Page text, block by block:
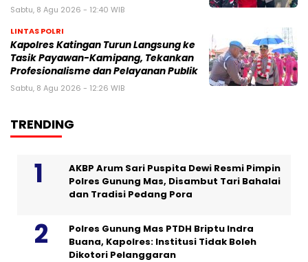
Sabtu, 8 Agu 2026 - 12:40 WIB
LINTAS POLRI
Kapolres Katingan Turun Langsung ke
Tasik Payawan-Kamipang, Tekankan
Profesionalisme dan Pelayanan Publik
Sabtu, 8 Agu 2026 - 12:26 WIB
TRENDING
AKBP Arum Sari Puspita Dewi Resmi Pimpin
Polres Gunung Mas, Disambut Tari Bahalai
dan Tradisi Pedang Pora
Polres Gunung Mas PTDH Briptu Indra
Buana, Kapolres: Institusi Tidak Boleh
Dikotori Pelanggaran